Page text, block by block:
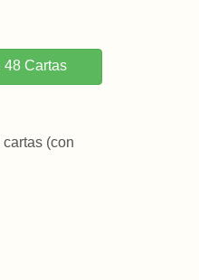
48 Cartas
(con